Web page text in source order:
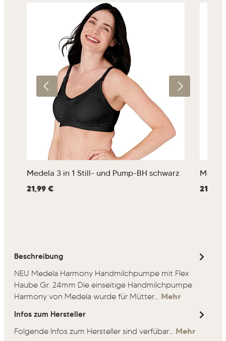
Medela 3 in 1 Still- und Pump-BH schwarz
Regulärer Preis:
21,99 € 21,99 €
Beschreibung
NEU Medela Harmony Handmilchpumpe mit Flex
Haube Gr. 24mm Die einseitige Handmilchpumpe
Harmony von Medela wurde für Mütter… Mehr
Infos zum Hersteller
Folgende Infos zum Hersteller sind verfübar... Mehr